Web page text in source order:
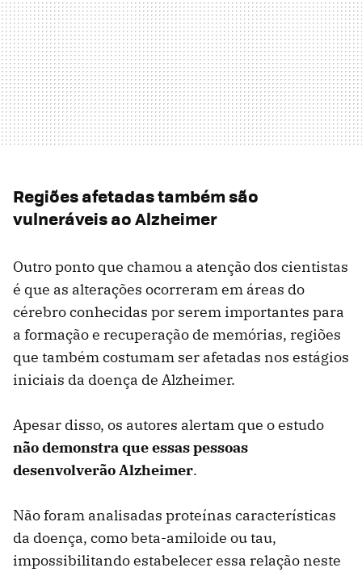
Regiões afetadas também são
vulneráveis ao Alzheimer
Outro ponto que chamou a atenção dos cientistas
é que as alterações ocorreram em áreas do
cérebro conhecidas por serem importantes para
a formação e recuperação de memórias, regiões
que também costumam ser afetadas nos estágios
iniciais da doença de Alzheimer.
Apesar disso, os autores alertam que o estudo
não demonstra que essas pessoas
desenvolverão Alzheimer.
Não foram analisadas proteínas características
da doença, como beta-amiloide ou tau,
impossibilitando estabelecer essa relação neste